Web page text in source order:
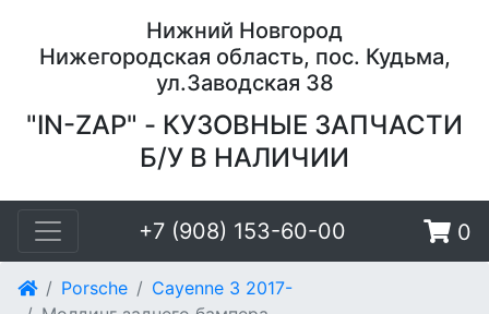
Нижний Новгород
Нижегородская область, пос. Кудьма,
ул.Заводская 38
"IN-ZAP" - КУЗОВНЫЕ ЗАПЧАСТИ
Б/У В НАЛИЧИИ
+7 (908) 153-60-00 0
Porsche
Cayenne 3 2017-